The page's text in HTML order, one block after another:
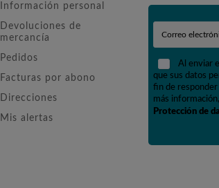
Información personal
Devoluciones de
mercancía
Pedidos
Facturas por abono
Direcciones
Mis alertas
Al enviar
que sus datos
fin de responder
más
Protección de